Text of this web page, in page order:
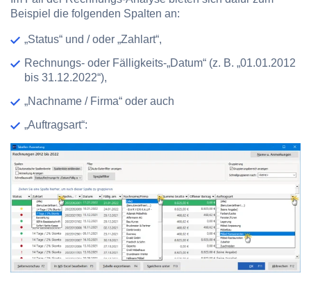
Beispiel die folgenden Spalten an:
„Status“ und / oder „Zahlart“,
Rechnungs- oder Fälligkeits-„Datum“ (z. B. „01.01.2012
bis 31.12.2022“),
„Nachname / Firma“ oder auch
„Auftragsart“: